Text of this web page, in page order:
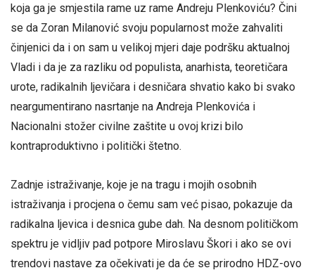
koja ga je smjestila rame uz rame Andreju Plenkoviću? Čini
se da Zoran Milanović svoju popularnost može zahvaliti
činjenici da i on sam u velikoj mjeri daje podršku aktualnoj
Vladi i da je za razliku od populista, anarhista, teoretičara
urote, radikalnih ljevičara i desničara shvatio kako bi svako
neargumentirano nasrtanje na Andreja Plenkovića i
Nacionalni stožer civilne zaštite u ovoj krizi bilo
kontraproduktivno i politički štetno.
Zadnje istraživanje, koje je na tragu i mojih osobnih
istraživanja i procjena o čemu sam već pisao, pokazuje da
radikalna ljevica i desnica gube dah. Na desnom političkom
spektru je vidljiv pad potpore Miroslavu Škori i ako se ovi
trendovi nastave za očekivati je da će se prirodno HDZ-ovo